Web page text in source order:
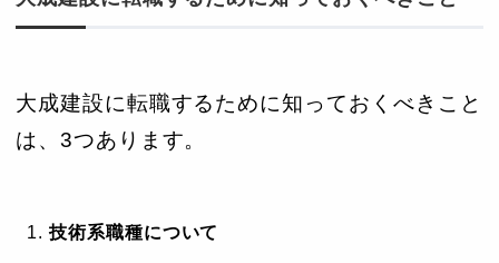
大成建設に転職するために知っておくべきこと
は、3つあります。
技術系職種について